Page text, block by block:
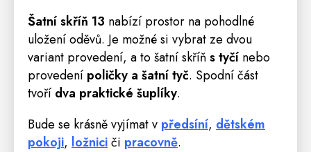
Šatní skříň 13 nabízí prostor na pohodlné
uložení oděvů. Je možné si vybrat ze dvou
variant provedení, a to šatní skříň s tyčí nebo
provedení poličky a šatní tyč. Spodní část
tvoří dva praktické šuplíky.
Bude se krásně vyjímat v předsíní, dětském
pokoji, ložniciči pracovně.